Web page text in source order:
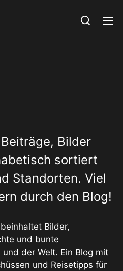
Bilder
sortiert
Standorten. Viel
durch den Blog!
Bilder,
und bunte
der Welt. Ein Blog mit
und Reisetipps für